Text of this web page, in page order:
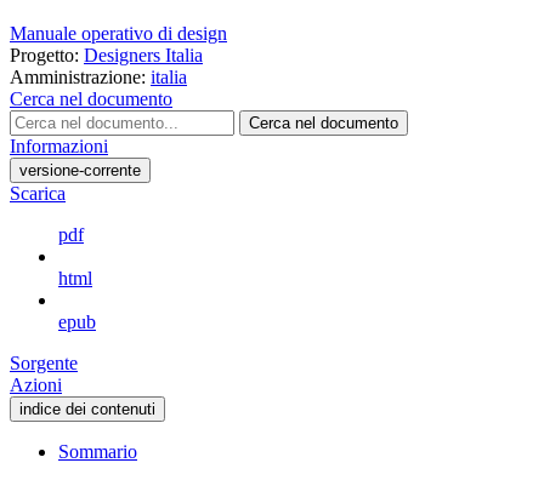
Manuale operativo di design
Progetto: Designers Italia
Amministrazione: italia
Cerca nel documento
Cerca nel documento
Informazioni
versione-corrente
Scarica
pdf
html
epub
Sorgente
Azioni
indice dei contenuti
Sommario